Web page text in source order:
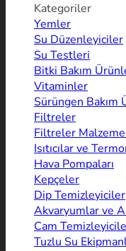
Kategoriler
Yemler
Su Düzenleyiciler
Su Testleri
Bitki Bakım
Vitaminler
Sürüngen Bakım
Filtreler
Filtreler
Isıtıcılar ve
Hava Pompaları
Kepçeler
Dip Temizleyiciler
Akvaryumlar ve
Cam
Tuzlu Su